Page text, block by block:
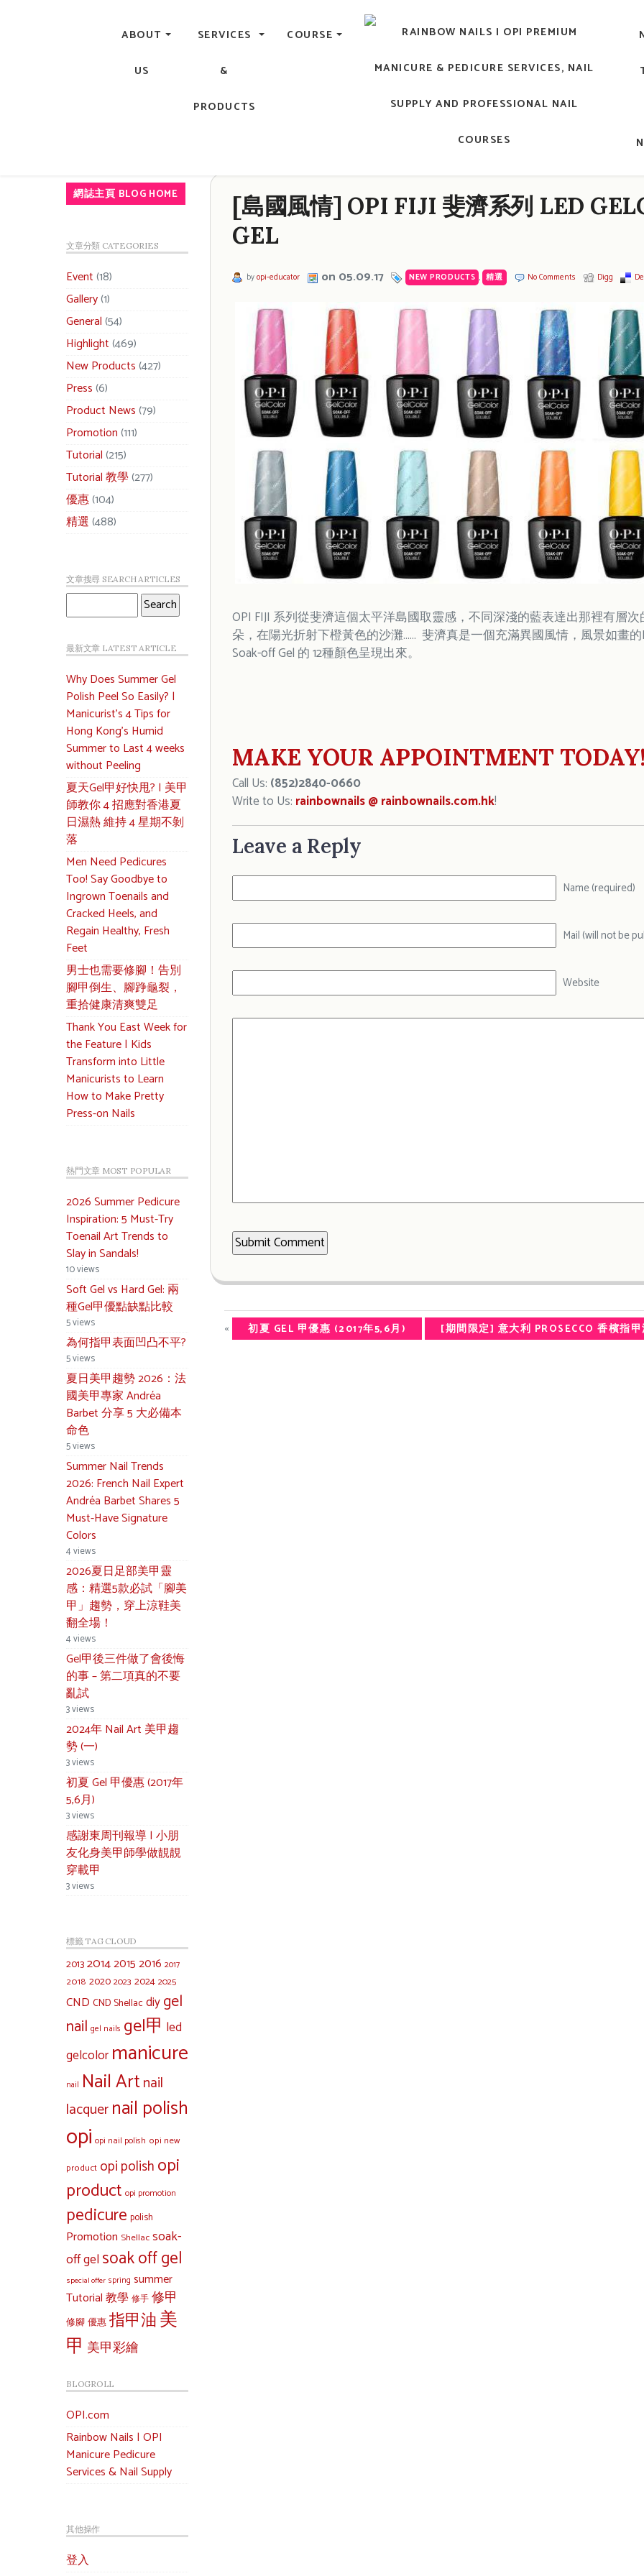
Central, Hong Kong - Manicure, Pedicure, Gel Nails, Acrylic Nail, Men's Manicure, Nail Biter, Nail Party, 水晶甲, 男士美甲, 咬指甲
ABOUT
US
SERVICES
&
PRODUCTS
COURSE
RAINBOW NAILS'
An OPI Educator's Nail Blog @ Hong
網誌主頁 BLOG HOME
文章分類 CATEGORIES
Event(18)
Gallery(1)
General(54)
Highlight(469)
New Products(427)
Press(6)
Product News(79)
Promotion(111)
Tutorial(215)
Tutorial 教學(277)
優惠(104)
精選(488)
文章搜尋 SEARCH ARTICLES
最新文章 LATEST ARTICLE
Why Does Summer Gel
Polish Peel So Easily? |
Manicurist’s 4 Tips for
Hong Kong’s Humid
Summer to Last 4 weeks
without Peeling
夏天Gel甲好快甩? | 美甲
師教你 4 招應對香港夏
日濕熱 維持 4 星期不剝
落
Men Need Pedicures
Too! Say Goodbye to
Ingrown Toenails and
Cracked Heels, and
Regain Healthy, Fresh
Feet
男士也需要修腳！告別
腳甲倒生、腳踭龜裂，
重拾健康清爽雙足
Thank You East Week for
the Feature | Kids
Transform into Little
Manicurists to Learn
How to Make Pretty
Press-on Nails
熱門文章 MOST POPULAR
2026 Summer Pedicure
Inspiration: 5 Must-Try
Toenail Art Trends to
Slay in Sandals!
10 views
Soft Gel vs Hard Gel: 兩
種Gel甲優點缺點比較
5 views
為何指甲表面凹凸不平?
5 views
夏日美甲趨勢 2026：法
國美甲專家 Andréa
Barbet 分享 5 大必備本
命色
5 views
Summer Nail Trends
2026: French Nail Expert
Andréa Barbet Shares 5
Must-Have Signature
Colors
4 views
2026夏日足部美甲靈
感：精選5款必試「腳美
甲」趨勢，穿上涼鞋美
翻全場！
4 views
Gel甲後三件做了會後悔
的事 – 第二項真的不要
亂試
3 views
2024年 Nail Art 美甲趨
勢 (一)
3 views
初夏 Gel 甲優惠 (2017年
5,6月)
3 views
感謝東周刊報導 | 小朋
友化身美甲師學做靚靚
穿載甲
3 views
標籤 TAG CLOUD
201320142015 2016 2017
2018 20202023 20242025
CND CND Shellac diygel
nail gel nails gel甲 led
gelcolor manicure
nail Nail Artnail
lacquernail polish
opi opi nail polish opi new
product opi polishopi
product opi promotion
pedicure polish
Promotion Shellacsoak-
off gelsoak off gel
special offer spring summer
Tutorial 教學修手修甲
修腳優惠指甲油美
甲 美甲彩繪
BLOGROLL
OPI.com
Rainbow Nails | OPI
Manicure Pedicure
Services & Nail Supply
其他操作
登入
[島國風情] OPI FIJI 斐濟系列 LED
GEL
byopi-educator on 05.09.17 NEW PRODUCTS , 精選 No Comments Digg
OPI FIJI 系列從斐濟這個太平洋島國取靈感，不同深淺的藍表達出那裡有層
朵，在陽光折射下橙黃色的沙灘…… 斐濟真是一個充滿異國風情，風景如畫的
Soak-off Gel 的 12種顏色呈現出來。
MAKE YOUR APPOINTMENT
Call Us: (852)2840-0660
Write to Us: rainbownails @ rainbownails.com.hk!
Leave a Reply
Name (required)
Mail (will not be
Website
« 初夏 GEL 甲優惠 (2017年5,6月) [期間限定] 意大利 PROSECCO 香檳指